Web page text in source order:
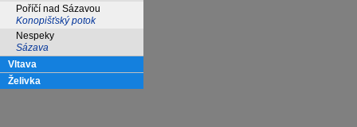
Poříčí nad Sázavou
Konopišťský potok
Nespeky
Sázava
Vltava
Želivka